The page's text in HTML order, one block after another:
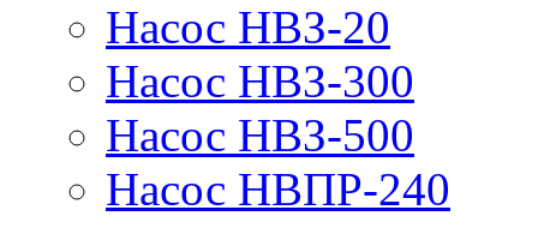
Насос НВЗ-20
Насос НВЗ-300
Насос НВЗ-500
Насос НВПР-240